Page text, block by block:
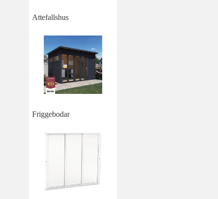
Attefallshus
Friggebodar